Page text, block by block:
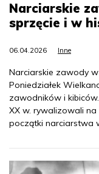
Narciarskie
sprzęcie i w
06.04.2026 Inne
Narciarskie zawody
Poniedziałek
zawodników i
XX w. rywalizowali
początki narciarstwa